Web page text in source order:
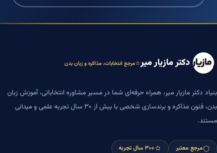
دکتر مازیار میر مرجع انتخابات، مذاکره و زبان بدن
بنیاد دکتر مازیار میر، همراه حرفه‌ای شما در مسیر مشاوره انتخاباتی، آموزش زبان
بدن، فنون مذاکره و برندسازی شخصی با بیش از ۳۰ سال تجربه علمی و میدانی
مستند.
مرجع معتبر +۳۰ سال تجربه